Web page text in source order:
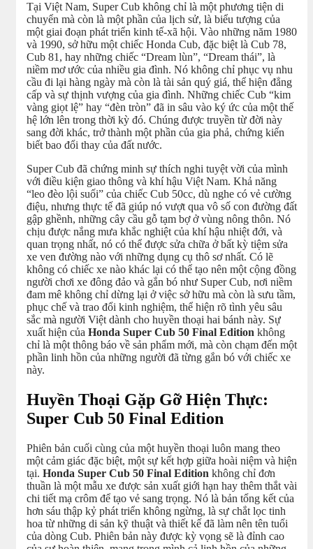
Tại Việt Nam, Super Cub không chỉ là một phương tiện di
chuyển mà còn là một phần của lịch sử, là biểu tượng của
một giai đoạn phát triển kinh tế-xã hội. Vào những năm 1980
và 1990, sở hữu một chiếc Honda Cub, đặc biệt là Cub 78,
Cub 81, hay những chiếc “Dream lùn”, “Dream thái”, là
niềm mơ ước của nhiều gia đình. Nó không chỉ phục vụ nhu
cầu đi lại hàng ngày mà còn là tài sản quý giá, thể hiện đẳng
cấp và sự thịnh vượng của gia đình. Những chiếc Cub “kim
vàng giọt lệ” hay “đèn tròn” đã in sâu vào ký ức của một thế
hệ lớn lên trong thời kỳ đó. Chúng được truyền từ đời này
sang đời khác, trở thành một phần của gia phả, chứng kiến
biết bao đổi thay của đất nước.
Super Cub đã chứng minh sự thích nghi tuyệt vời của mình
với điều kiện giao thông và khí hậu Việt Nam. Khả năng
“leo đèo lội suối” của chiếc Cub 50cc, dù nghe có vẻ cường
điệu, nhưng thực tế đã giúp nó vượt qua vô số con đường đất
gập ghềnh, những cây cầu gỗ tạm bợ ở vùng nông thôn. Nó
chịu được nắng mưa khắc nghiệt của khí hậu nhiệt đới, và
quan trọng nhất, nó có thể được sửa chữa ở bất kỳ tiệm sửa
xe ven đường nào với những dụng cụ thô sơ nhất. Có lẽ
không có chiếc xe nào khác lại có thể tạo nên một cộng đồng
người chơi xe đông đảo và gắn bó như Super Cub, nơi niềm
đam mê không chỉ dừng lại ở việc sở hữu mà còn là sưu tầm,
phục chế và trao đổi kinh nghiệm, thể hiện rõ tình yêu sâu
sắc mà người Việt dành cho huyền thoại hai bánh này. Sự
xuất hiện của Honda Super Cub 50 Final Edition không
chỉ là một thông báo về sản phẩm mới, mà còn chạm đến một
phần linh hồn của những người đã từng gắn bó với chiếc xe
này.
Huyền Thoại Gặp Gỡ Hiện Thực:
Super Cub 50 Final Edition
Phiên bản cuối cùng của một huyền thoại luôn mang theo
một cảm giác đặc biệt, một sự kết hợp giữa hoài niệm và hiện
tại. Honda Super Cub 50 Final Edition không chỉ đơn
thuần là một mẫu xe được sản xuất giới hạn hay thêm thắt vài
chi tiết mạ crôm để tạo vẻ sang trọng. Nó là bản tổng kết của
hơn sáu thập kỷ phát triển không ngừng, là sự chắt lọc tinh
hoa từ những di sản kỹ thuật và thiết kế đã làm nên tên tuổi
của dòng Cub. Phiên bản này được kỳ vọng sẽ là đỉnh cao